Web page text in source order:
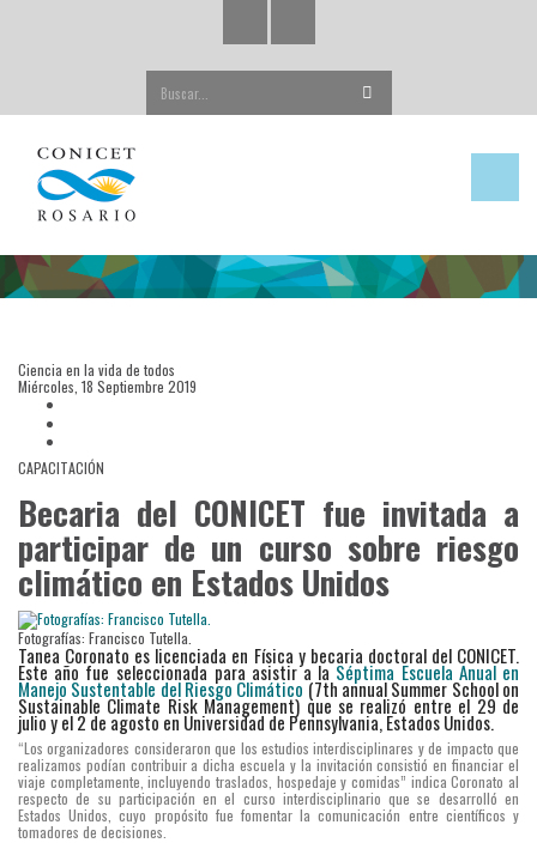
Ciencia en la vida de todos
Miércoles, 18 Septiembre 2019
CAPACITACIÓN
Becaria del CONICET fue invitada a
participar de un curso sobre riesgo
climático en Estados Unidos
Fotografías: Francisco Tutella.
Tanea Coronato es licenciada en Física y becaria doctoral del CONICET.
Este año fue seleccionada para asistir a laSéptima Escuela Anual en
Manejo Sustentable del Riesgo Climático(7th annual Summer School on
Sustainable Climate Risk Management) que se realizó entre el 29 de
julio y el 2 de agosto en Universidad de Pennsylvania, Estados Unidos.
“Los organizadores consideraron que los estudios interdisciplinares y de impacto que
realizamos podían contribuir a dicha escuela y la invitación consistió en financiar el
viaje completamente, incluyendo traslados, hospedaje y comidas” indica Coronato al
respecto de su participación en el curso interdisciplinario que se desarrolló en
Estados Unidos, cuyo propósito fue fomentar la comunicación entre científicos y
tomadores de decisiones.